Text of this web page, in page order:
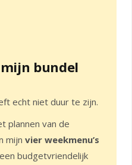
bundel
echt niet duur te zijn.
plannen van de
mijn vier weekmenu’s
budgetvriendelijk